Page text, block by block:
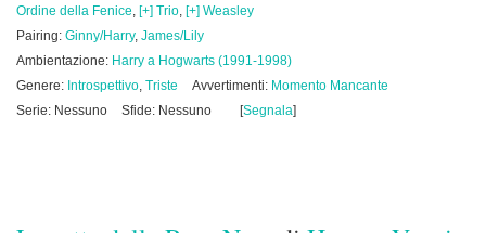
Ordine della Fenice, [+] Trio, [+] Weasley
Pairing: Ginny/Harry, James/Lily
Ambientazione: Harry a Hogwarts (1991-1998)
Genere: Introspettivo, Triste Avvertimenti: Momento Mancante
Serie: Nessuno
Sfide: Nessuno [Segnala]